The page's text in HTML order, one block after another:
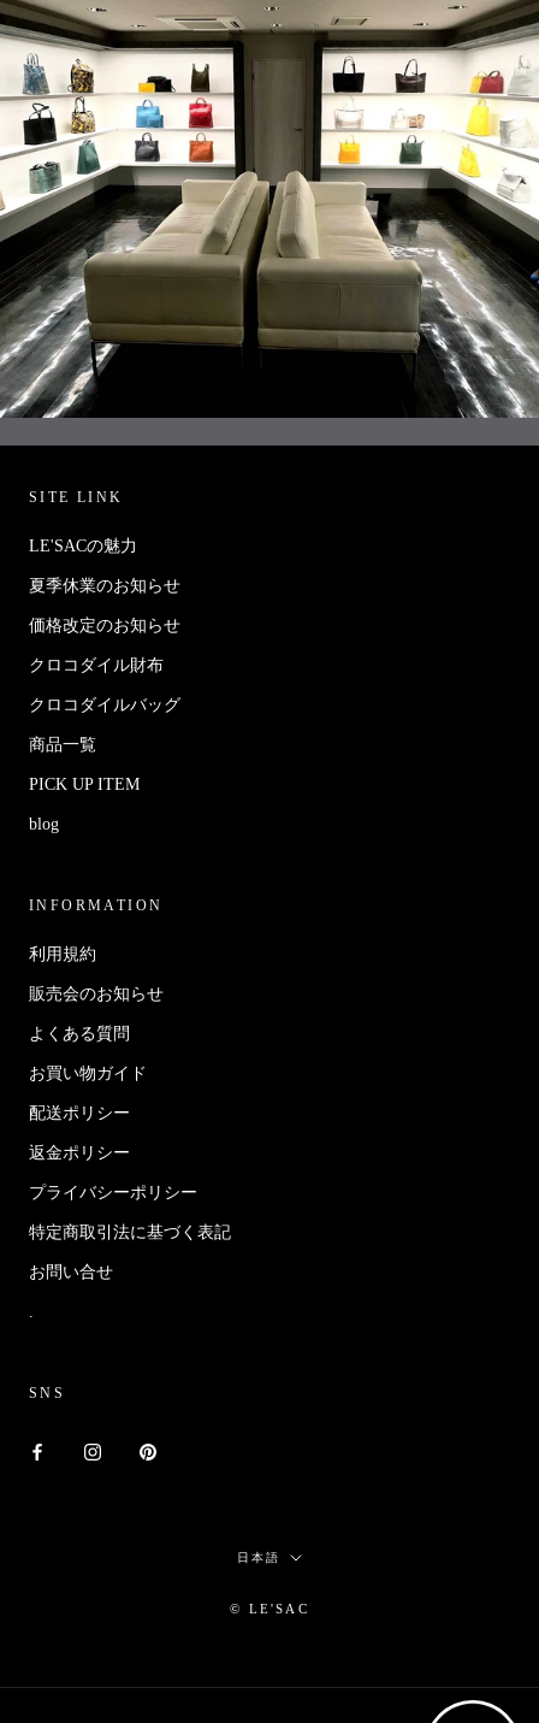
SITE LINK
LE'SACの魅力
夏季休業のお知らせ
価格改定のお知らせ
クロコダイル財布
クロコダイルバッグ
商品一覧
PICK UP ITEM
blog
INFORMATION
利用規約
販売会のお知らせ
よくある質問
お買い物ガイド
配送ポリシー
返金ポリシー
プライバシーポリシー
特定商取引法に基づく表記
お問い合せ
SNS
言
日本語
© LE'SAC